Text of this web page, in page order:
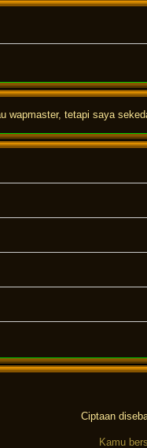
wapmaster, tetapi saya
Ciptaan
Kamu